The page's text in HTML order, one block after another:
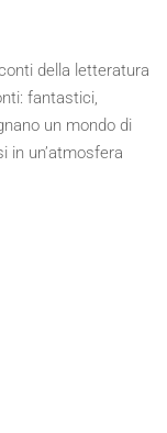
della letteratura
fantastici,
un mondo di
in un’atmosfera